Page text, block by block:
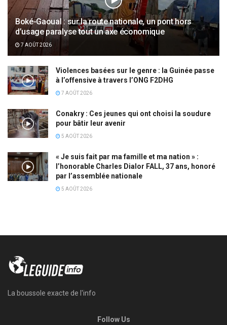
Boké-Gaoual : sur la route nationale, un pont hors
d’usage paralyse tout un axe économique
7 AOÛT 2026
Violences basées sur le genre : la Guinée passe
à l’offensive à travers l’ONG F2DHG
7 AOÛT 2026
Conakry : Ces jeunes qui ont choisi la soudure
pour bâtir leur avenir
5 AOÛT 2026
« Je suis fait par ma famille et ma nation » :
l’honorable Charles Dialor FALL, 37 ans, honoré
par l’assemblée nationale
5 AOÛT 2026
La boussole exacte de l'info
Follow Us